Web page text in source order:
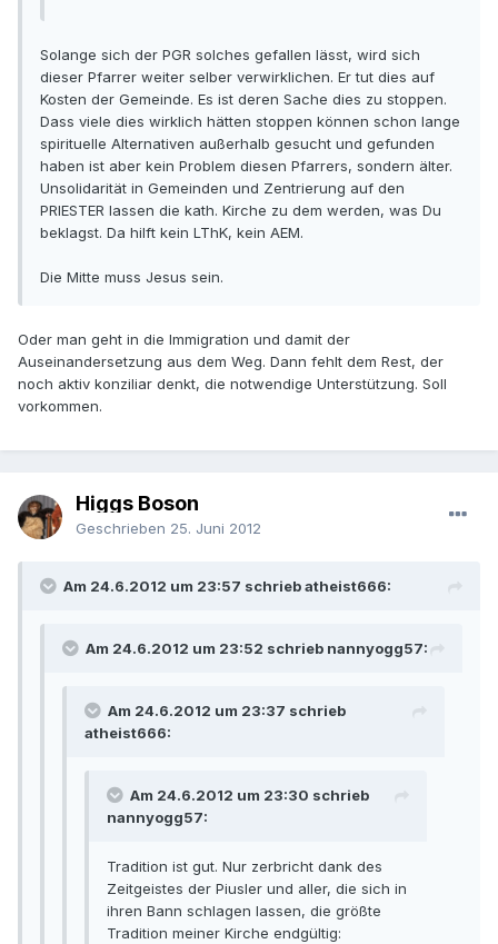
Solange sich der PGR solches gefallen lässt, wird sich
dieser Pfarrer weiter selber verwirklichen. Er tut dies auf
Kosten der Gemeinde. Es ist deren Sache dies zu stoppen.
Dass viele dies wirklich hätten stoppen können schon lange
spirituelle Alternativen außerhalb gesucht und gefunden
haben ist aber kein Problem diesen Pfarrers, sondern älter.
Unsolidarität in Gemeinden und Zentrierung auf den
PRIESTER lassen die kath. Kirche zu dem werden, was Du
beklagst. Da hilft kein LThK, kein AEM.
Die Mitte muss Jesus sein.
Oder man geht in die Immigration und damit der
Auseinandersetzung aus dem Weg. Dann fehlt dem Rest, der
noch aktiv konziliar denkt, die notwendige Unterstützung. Soll
vorkommen.
Higgs Boson
Geschrieben 25. Juni 2012
Am 24.6.2012 um 23:57 schrieb atheist666:
Am 24.6.2012 um 23:52 schrieb nannyogg57:
Am 24.6.2012 um 23:37 schrieb
atheist666:
Am 24.6.2012 um 23:30 schrieb
nannyogg57:
Tradition ist gut. Nur zerbricht dank des
Zeitgeistes der Piusler und aller, die sich in
ihren Bann schlagen lassen, die größte
Tradition meiner Kirche endgültig: